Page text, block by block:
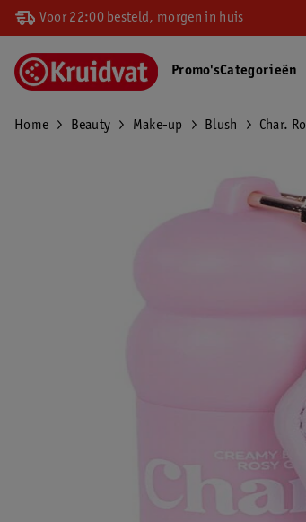
Voor 22:00 besteld, morgen in huis
Promo'sCategorieën
Home Beauty Make-up Blush Char.